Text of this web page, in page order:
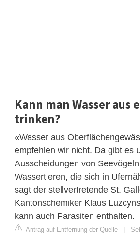
Kann man Wasser aus
trinken?
«Wasser aus
empfehlen wir nicht. Da gibt es
Ausscheidungen von
Wassertieren, die sich in
sagt der stellvertretende St.
Kantonschemiker Klaus
kann auch Parasiten enthalten.
Antrag auf Entfernung der Quelle